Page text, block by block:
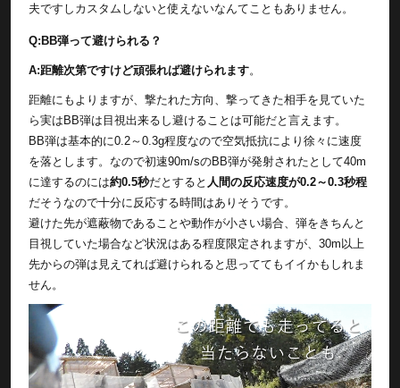
夫ですしカスタムしないと使えないなんてこともありません。
Q:BB弾って避けられる？
A:距離次第ですけど頑張れば避けられます。
距離にもよりますが、撃たれた方向、撃ってきた相手を見ていた
ら実はBB弾は目視出来るし避けることは可能だと言えます。
BB弾は基本的に0.2～0.3g程度なので空気抵抗により徐々に速度
を落とします。なので初速90m/sのBB弾が発射されたとして40m
に達するのには約0.5秒だとすると 人間の反応速度が0.2～0.3秒程
だそうなので十分に反応する時間はありそうです。
避けた先が遮蔽物であることや動作が小さい場合、弾をきちんと
目視していた場合など状況はある程度限定されますが、30m以上
先からの弾は見えてれば避けられると思っててもイイかもしれま
せん。